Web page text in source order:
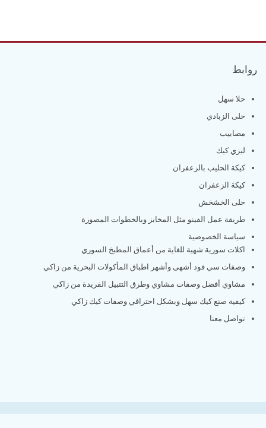
روابط
حلا سهل
حلى الزبادي
مصابيب
ليزي كيك
كيكة الحليب بالزعفران
كيكة الزعفران
حلى الخشخش
طريقة عمل الفينو مثل المخابز وبالخطوات المصورة
سياسة الخصوصية
اكلات سورية شهية للغاية من أعماق المطبخ السوري
وصفات سي فود أشهى وأشهر اطباق المأكولات البحرية من زاكي
مشاوي أفضل وصفات مشاوي وطرق التتبيل الفريدة من زاكي
كيفية صنع كيك سهل وبشكل احترافي وصفات كيك زاكي
تواصل معنا